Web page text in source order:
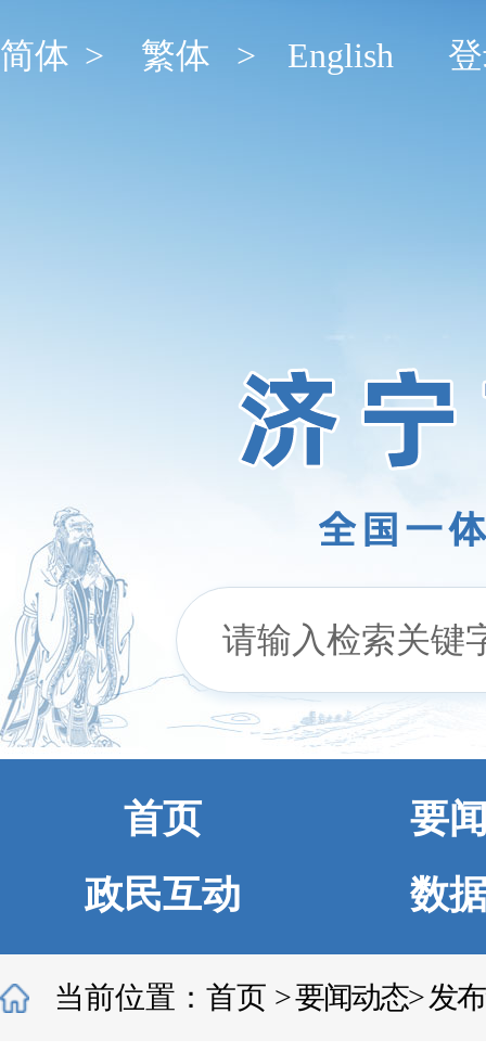
简体 > 繁体 > English
首页
要
政民互动
数
当前位置： 首页 >要闻动态>发